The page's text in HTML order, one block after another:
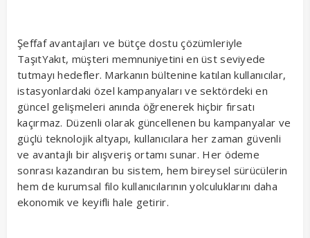
Şeffaf avantajları ve bütçe dostu çözümleriyle
TaşıtYakıt, müşteri memnuniyetini en üst seviyede
tutmayı hedefler. Markanın bültenine katılan kullanıcılar,
istasyonlardaki özel kampanyaları ve sektördeki en
güncel gelişmeleri anında öğrenerek hiçbir fırsatı
kaçırmaz. Düzenli olarak güncellenen bu kampanyalar ve
güçlü teknolojik altyapı, kullanıcılara her zaman güvenli
ve avantajlı bir alışveriş ortamı sunar. Her ödeme
sonrası kazandıran bu sistem, hem bireysel sürücülerin
hem de kurumsal filo kullanıcılarının yolculuklarını daha
ekonomik ve keyifli hale getirir.